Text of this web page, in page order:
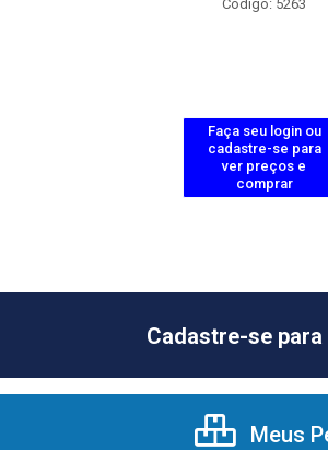
Código: 5263
Faça seu login ou
cadastre-se para
ver preços e
comprar
Cadastre-se
Meus